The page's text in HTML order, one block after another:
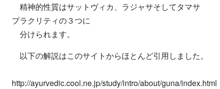
精神的性質はサットヴィカ、ラジャサそしてタマサ
プラクリティの３つに
分けられます。
以下の解説はこのサイトからほとんど引用しました。
http://ayurvedic.cool.ne.jp/study/intro/about/guna/index.html